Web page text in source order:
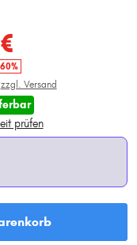
zzgl. Versand
prüfen